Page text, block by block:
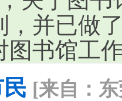
，并已做
图书馆工
[来自：